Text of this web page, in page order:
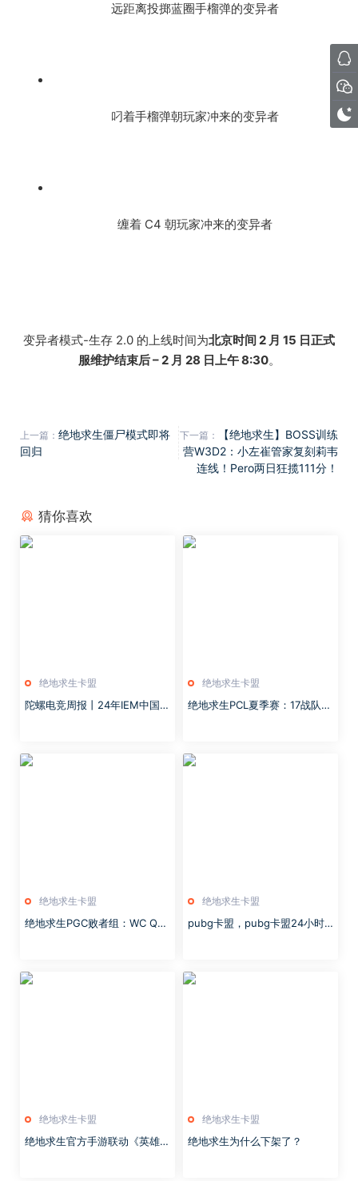
远距离投掷蓝圈手榴弹的变异者
叼着手榴弹朝玩家冲来的变异者
缠着 C4 朝玩家冲来的变异者
变异者模式-生存 2.0 的上线时间为北京时间 2 月 15 日正式
服维护结束后 – 2 月 28 日上午 8:30。
上一篇： 绝地求生僵尸模式即将
回归
下一篇：
【绝地求生】BOSS训练
营W3D2：小左崔管家复刻莉韦
连线！Pero两日狂揽111分！
猜你喜欢
绝地求生卡盟
陀螺电竞周报丨24年IEM中国落
绝地求生卡盟
绝地求生PCL夏季赛：17战队第
绝地求生卡盟
绝地求生PGC败者组：WC QM
绝地求生卡盟
pubg卡盟，pubg卡盟24小时
博弈
绝地求生卡盟
绝地求生官方手游联动《英雄联
绝地求生卡盟
绝地求生为什么下架了？